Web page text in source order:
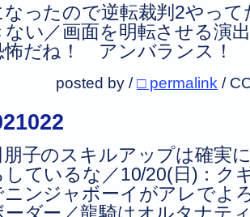
なったので逆転裁判2やっ
ない／画面を明転させる演
怖だね！ アンバランス！
posted by /□ permalink /
朋子のスキルアップは確実
しているな／10/20(日)：ク
ニンジャボーイがアレでよ